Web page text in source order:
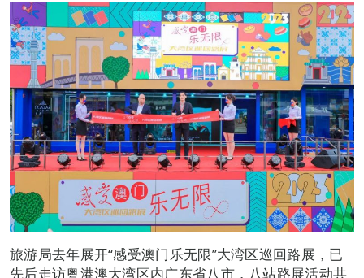
旅游局去年展开“感受澳门乐无限”大湾区巡回路展，已
先后走访粤港澳大湾区内广东省八市，八站路展活动共